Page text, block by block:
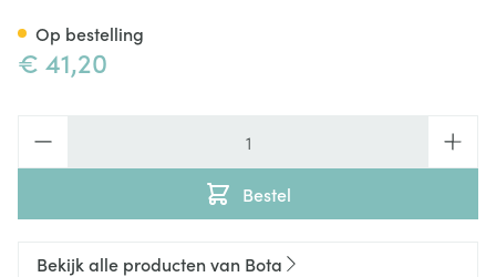
€ 41,20
Bestel
Op bestelling
Bekijk alle producten van Bota